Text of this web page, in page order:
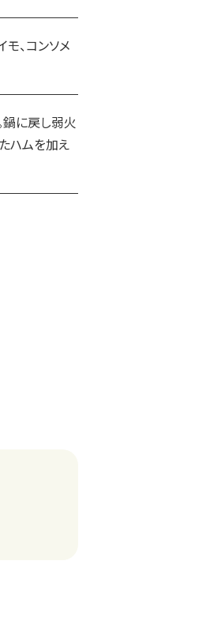
、コンソメ
鍋に戻し弱火
ハムを加え